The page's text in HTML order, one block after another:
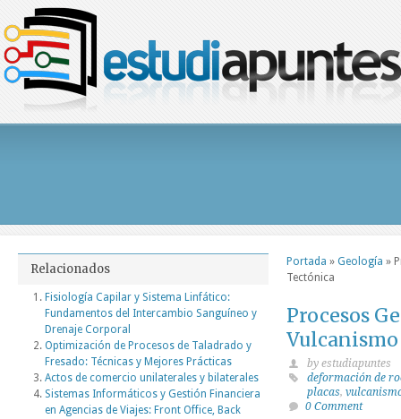
Portada » Geología »
Tectónica
Procesos
by estudiapuntes
deformación de
placas,
0 Comment
Relacionados
Fisiología Capilar y Sistema Linfático:
Fundamentos del Intercambio Sanguíneo y
Drenaje Corporal
Optimización de Procesos de Taladrado y
Fresado: Técnicas y Mejores Prácticas
Actos de comercio unilaterales y bilaterales
Sistemas Informáticos y Gestión Financiera
en Agencias de Viajes: Front Office, Back